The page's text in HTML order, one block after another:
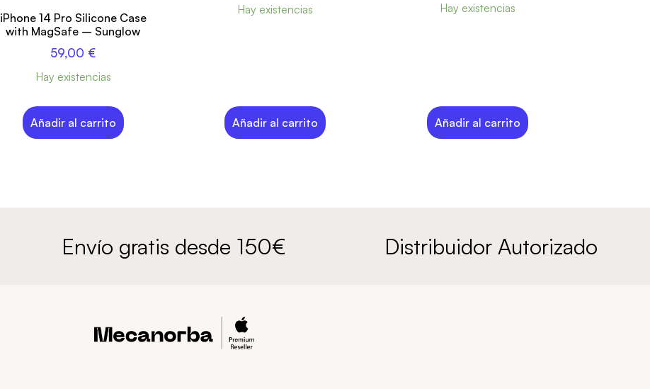
iPhone 14 Pro Silicone Case
with MagSafe – Sunglow
59,00 €
Hay existencias
Añadir al carrito
Hay existencias
Añadir al carrito
Hay existencias
Añadir al carrito
Envío gratis desde 150€ Distribuidor Autorizado